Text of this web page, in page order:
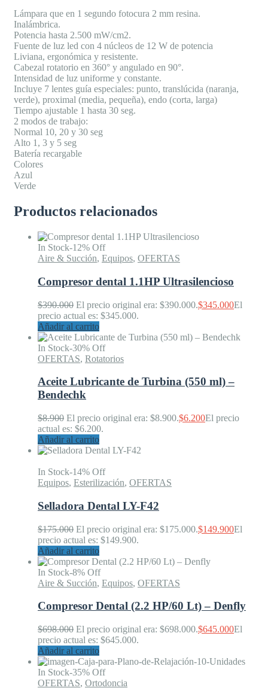
Lámpara que en 1 segundo fotocura 2 mm resina.
Inalámbrica.
Potencia hasta 2.500 mW/cm2.
Fuente de luz led con 4 núcleos de 12 W de potencia
Liviana, ergonómica y resistente.
Cabezal rotatorio en 360° y angulado en 90°.
Intensidad de luz uniforme y constante.
Incluye 7 lentes guía especiales: punto, translúcida (naranja,
verde), proximal (media, pequeña), endo (corta, larga)
Tiempo ajustable 1 hasta 30 seg.
2 modos de trabajo:
Normal 10, 20 y 30 seg
Alto 1, 3 y 5 seg
Batería recargable
Colores
Azul
Verde
Productos relacionados
In Stock-12% Off
Aire & Succión, Equipos, OFERTAS
Compresor dental 1.1HP Ultrasilencioso
$390.000 El precio original era: $390.000.$345.000El
precio actual es: $345.000.
Añadir al carrito
In Stock-30% Off
OFERTAS, Rotatorios
Aceite Lubricante de Turbina (550 ml) –
Bendechk
$8.900 El precio original era: $8.900.$6.200El precio
actual es: $6.200.
Añadir al carrito
In Stock-14% Off
Equipos, Esterilización, OFERTAS
Selladora Dental LY-F42
$175.000 El precio original era: $175.000.$149.900El
precio actual es: $149.900.
Añadir al carrito
In Stock-8% Off
Aire & Succión, Equipos, OFERTAS
Compresor Dental (2.2 HP/60 Lt) – Denfly
$698.000 El precio original era: $698.000.$645.000El
precio actual es: $645.000.
Añadir al carrito
In Stock-35% Off
OFERTAS, Ortodoncia